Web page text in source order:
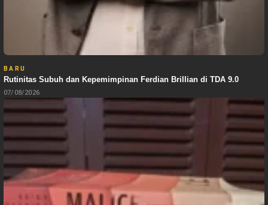
BARU
Rutinitas Subuh dan Kepemimpinan Ferdian Brillian di TDA 9.0
07/08/2026